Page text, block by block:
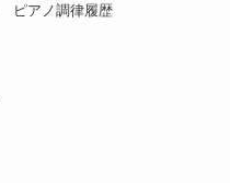
ピアノ調律履歴